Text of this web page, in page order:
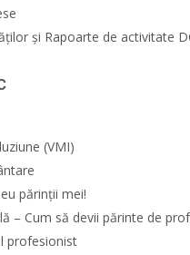
și Rapoarte de activitate
(VMI)
părinții mei!
– Cum să devii părinte de
profesionist